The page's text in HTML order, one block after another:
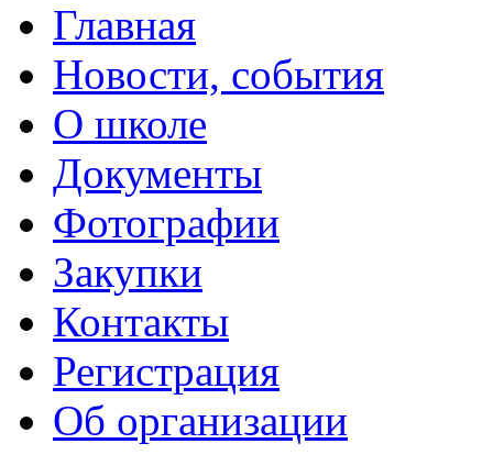
Главная
Новости, события
О школе
Документы
Фотографии
Закупки
Контакты
Регистрация
Об организации